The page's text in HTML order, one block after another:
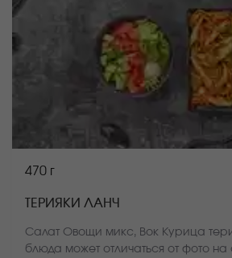
470 г
ТЕРИЯКИ ЛАНЧ
Салат Овощи микс, Вок Курица терияки *Внешний вид
блюда может отличаться от фото на